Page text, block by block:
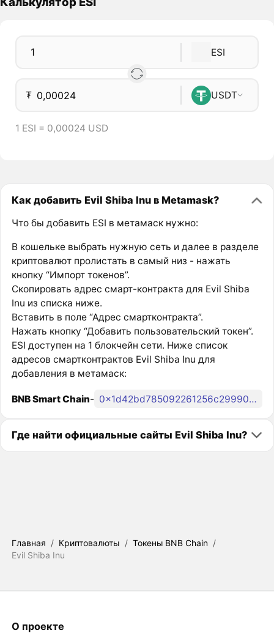
ESI
₮ USDT
1 ESI = 0,00024 USD
Как добавить Evil Shiba Inu в Metamask?
Что бы добавить ESI в метамаск нужно:
В кошельке выбрать нужную сеть и далее в разделе
криптовалют пролистать в самый низ - нажать
кнопку “Импорт токенов”.
Скопировать адрес смарт-контракта для Evil Shiba
Inu из списка ниже.
Вставить в поле “Адрес смартконтракта”.
Нажать кнопку “Добавить пользовательский токен”.
ESI доступен на 1 блокчейн сети. Ниже список
адресов смартконтрактов Evil Shiba Inu для
добавления в метамаск:
BNB Smart Chain- 0x1d42bd785092261256c29990e029b8b79611d705
Где найти официальные сайты Evil Shiba Inu?
Главная / Криптовалюты / Токены BNB Chain /
Evil Shiba Inu
О проекте